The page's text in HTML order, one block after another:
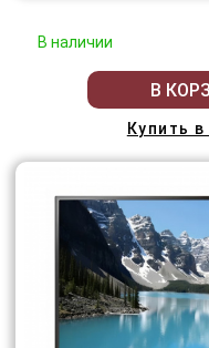
В наличии
В
Купить